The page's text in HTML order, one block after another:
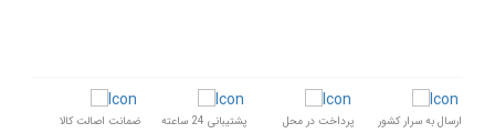
ارسال به سرار کشور پرداخت در محل پشتیبانی 24 ساعته ضمانت اصالت کالا